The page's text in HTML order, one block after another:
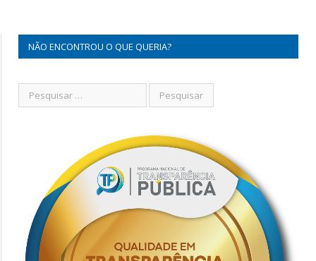
NÃO ENCONTROU O QUE QUERIA?